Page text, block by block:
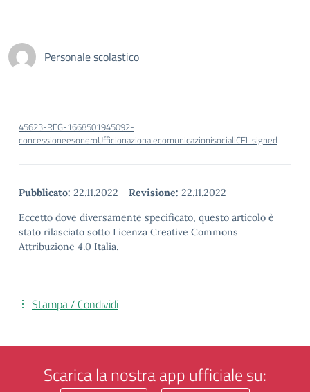
Personale scolastico
45623-REG-1668501945092-
concessioneesoneroUfficionazionalecomunicazionisocialiCEI-signed
Pubblicato: 22.11.2022 - Revisione: 22.11.2022
Eccetto dove diversamente specificato, questo articolo è
stato rilasciato sotto Licenza Creative Commons
Attribuzione 4.0 Italia.
Stampa / Condividi
Scarica la nostra app ufficiale su: